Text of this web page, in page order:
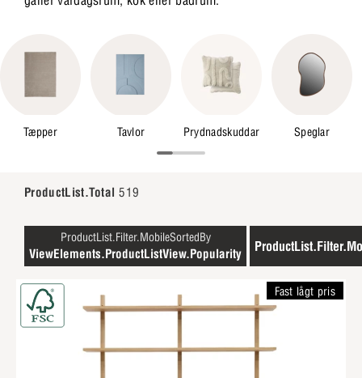
Tæpper Tavlor Prydnadskuddar Speglar
ProductList.Total 519
ProductList.Filter.MobileSortedBy
ViewElements.ProductListView.Popularity
Fast lågt pris